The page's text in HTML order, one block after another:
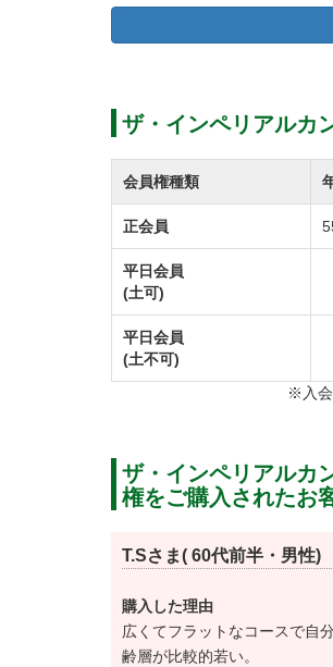
コースは西コース、中コ
フェアウェイはフラット
ザ・インペリアルカント
総じて見渡しの良く、テ
された池や点在するバン
ザ・インペリアルカント
略性を高めています。
年会費を下記のとおり改定
①実施：令和8年1月1日より
②年会費
ゴールド会員【改定前】
オレンジ会員【改定前】
ザ・インペリアルカ
会員権種類
正会員
平日会員
(土可)
平日会員
(土不可)
※入会
ザ・インペリアルカ
権をご購入されたお
T.Sさま( 60代前半・男性)
購入した理由
広くてフラットなコースで自
齢層が比較的若い。